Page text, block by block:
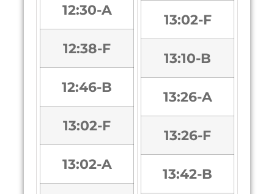
12:30-A
12:38-F
12:46-B
13:02-F
13:02-A
13:02-F
13:10-B
13:26-A
13:26-F
13:42-B